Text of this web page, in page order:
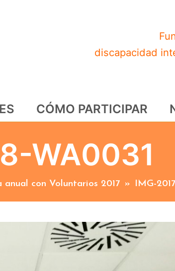
discapacidad
CÓMO PARTICIPAR
WA0031
anual con Voluntarios 2017 » IMG-